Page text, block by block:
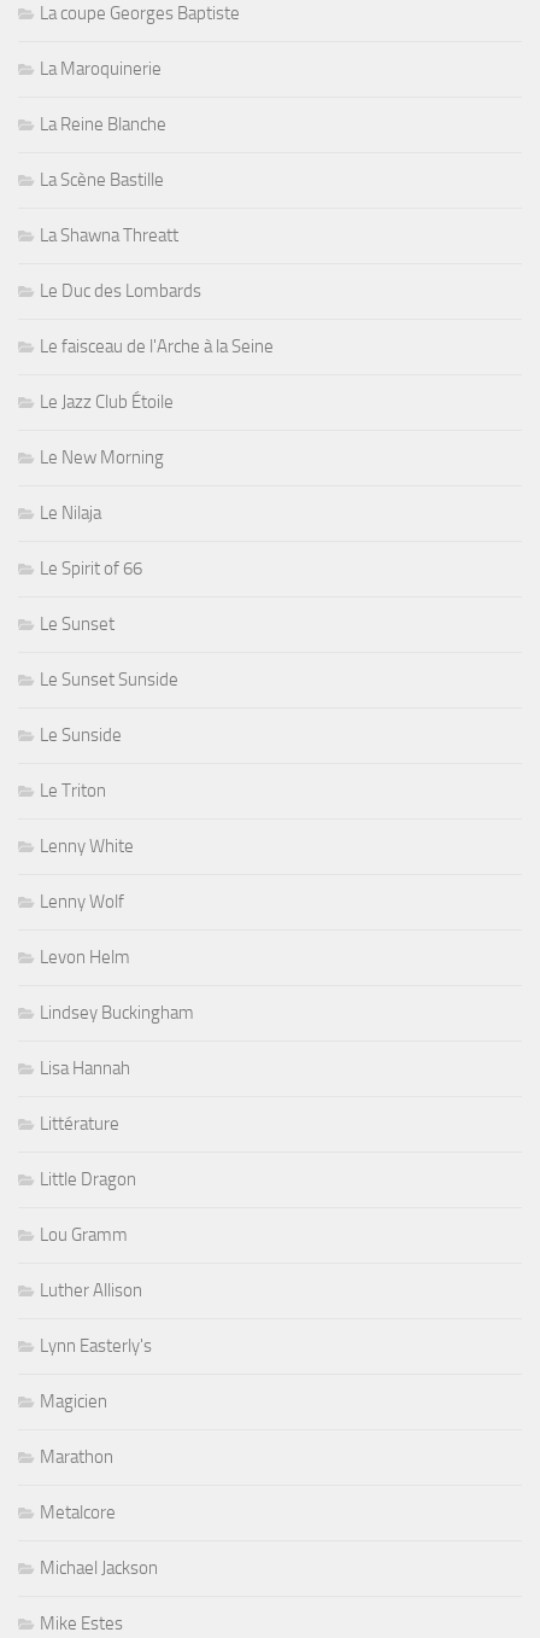
La coupe Georges Baptiste
La Maroquinerie
La Reine Blanche
La Scène Bastille
La Shawna Threatt
Le Duc des Lombards
Le faisceau de l'Arche à la Seine
Le Jazz Club Étoile
Le New Morning
Le Nilaja
Le Spirit of 66
Le Sunset
Le Sunset Sunside
Le Sunside
Le Triton
Lenny White
Lenny Wolf
Levon Helm
Lindsey Buckingham
Lisa Hannah
Littérature
Little Dragon
Lou Gramm
Luther Allison
Lynn Easterly's
Magicien
Marathon
Metalcore
Michael Jackson
Mike Estes